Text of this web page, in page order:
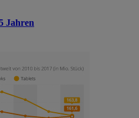
Jahren